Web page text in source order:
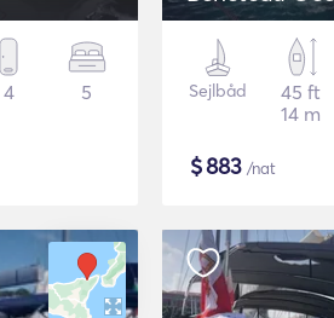
4 5 Sejlbåd
45 ft
14 m
$883 /nat